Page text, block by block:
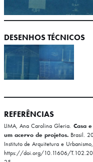
DESENHOS TÉCNICOS
REFERÊNCIAS
LIMA, Ana Carolina Gleria. Casa
um acervo de projetos.Brasil.
Instituto de Arquitetura e
https://doi.org/10.11606/